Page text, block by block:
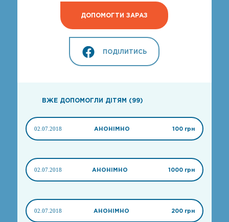
ДОПОМОГТИ ЗАРАЗ
ПОДІЛИТИСЬ
ВЖЕ ДОПОМОГЛИ ДІТЯМ (99)
02.07.2018 АНОНІМНО 100 грн
02.07.2018 АНОНІМНО 1000 грн
02.07.2018 АНОНІМНО 200 грн